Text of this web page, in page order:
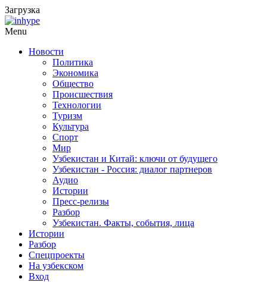
Загрузка
Menu
Новости
Политика
Экономика
Общество
Происшествия
Технологии
Туризм
Культура
Спорт
Мир
Узбекистан и Китай: ключи от будущего
Узбекистан - Россия: диалог партнеров
Аудио
Истории
Пресс-релизы
Разбор
Узбекистан. Факты, события, лица
Истории
Разбор
Спецпроекты
На узбекском
Вход